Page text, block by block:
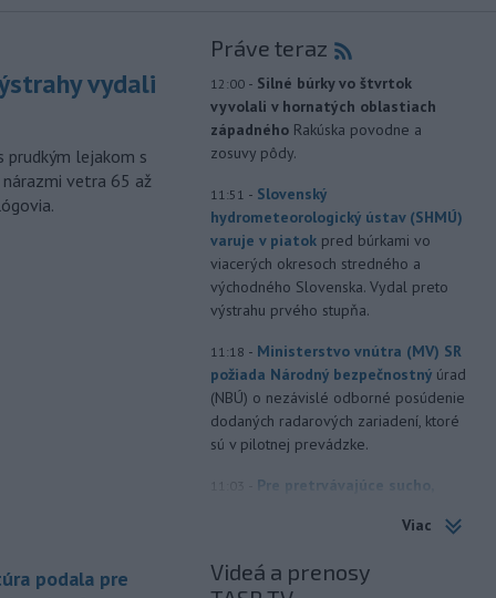
vydali
prudkým lejakom s
vetra 65 až
podala pre
Práve teraz
12:00 - Silné búrky vo štvrtok
vyvolali v hornatých oblastiach
západného Rakúska povodne a
zosuvy pôdy.
11:51 - Slovenský
hydrometeorologický ústav (SHMÚ)
varuje v piatok pred búrkami vo
viacerých okresoch stredného a
východného Slovenska. Vydal preto
výstrahu prvého stupňa.
11:18 - Ministerstvo vnútra (MV) SR
požiada Národný bezpečnostný úrad
(NBÚ) o nezávislé odborné posúdenie
dodaných radarových zariadení, ktoré
sú v pilotnej prevádzke.
Pre pretrvávajúce sucho,
Čaj a Vyšný Čaj v okrese Košice-okolie.
Viac
Videá a prenosy